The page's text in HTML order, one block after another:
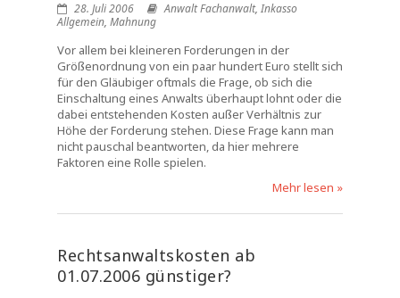
28. Juli 2006 Anwalt Fachanwalt, Inkasso
Allgemein, Mahnung
Vor allem bei kleineren Forderungen in der
Größenordnung von ein paar hundert Euro stellt sich
für den Gläubiger oftmals die Frage, ob sich die
Einschaltung eines Anwalts überhaupt lohnt oder die
dabei entstehenden Kosten außer Verhältnis zur
Höhe der Forderung stehen. Diese Frage kann man
nicht pauschal beantworten, da hier mehrere
Faktoren eine Rolle spielen.
Mehr lesen »
Rechtsanwaltskosten ab
01.07.2006 günstiger?